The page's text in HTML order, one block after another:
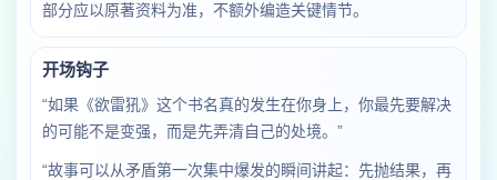
部分应以原著资料为准，不额外编造关键情节。
开场钩子
“如果《欲雷犼》这个书名真的发生在你身上，你最先要解决
的可能不是变强，而是先弄清自己的处境。”
“故事可以从矛盾第一次集中爆发的瞬间讲起：先抛结果，再